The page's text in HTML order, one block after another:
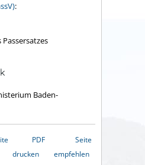
:
Baden-
PDF
drucken
Seite
empfehlen